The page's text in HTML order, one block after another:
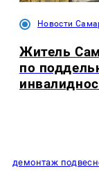
Новости
Житель
по
демонтаж